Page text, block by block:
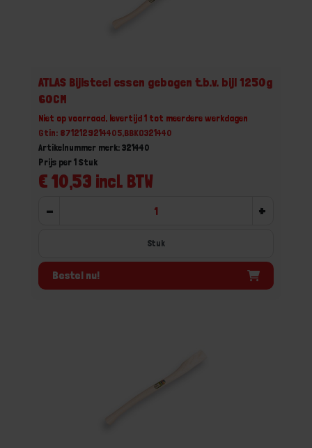
ATLAS Bijlsteel essen gebogen t.b.v. bijl 1250g
60CM
Niet op voorraad, levertijd 1 tot meerdere werkdagen
Gtin: 8712129214405,BBKO321440
Artikelnummer merk: 321440
€ 10,53 incl. BTW
Prijs per 1 Stuk
- +
Stuk
Bestel nu!